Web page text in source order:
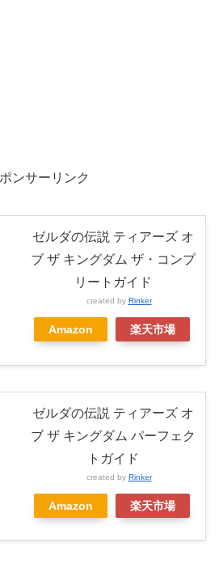
ンサーリンク
ゼルダの伝説 ティアーズ オ
ブ ザ キングダム ザ・コンプ
リートガイド
created by Rinker
Amazon 楽天市場
ゼルダの伝説 ティアーズ オ
ブ ザ キングダム パーフェク
トガイド
created by Rinker
Amazon 楽天市場